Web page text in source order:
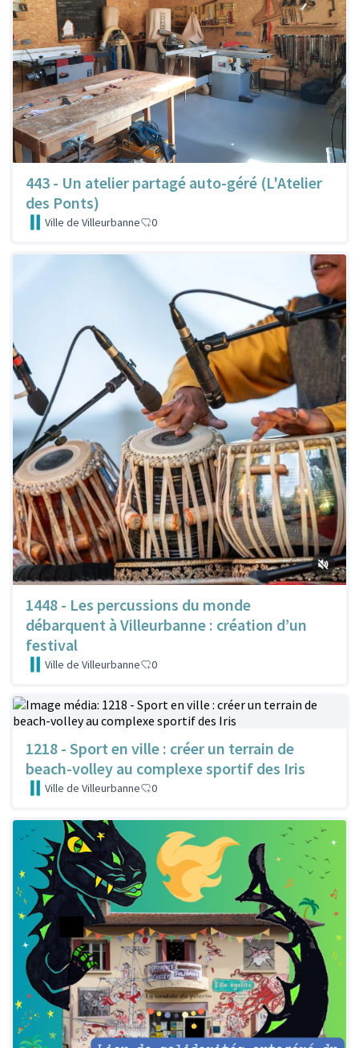
443 - Un atelier partagé auto-géré (L'Atelier
des Ponts)
Ville de Villeurbanne 0
1448 - Les percussions du monde
débarquent à Villeurbanne : création d’un
festival
Ville de Villeurbanne 0
1218 - Sport en ville : créer un terrain de
beach-volley au complexe sportif des Iris
Ville de Villeurbanne 0